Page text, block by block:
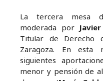
La tercera mesa
moderada por
Titular de Derecho
Zaragoza. En esta
siguientes
menor y pensión de